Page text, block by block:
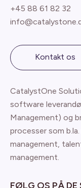
+45 88 61 82 32
Kontakt os
CatalystOne
software
Management) og
processer som
management,
management.
FØLG OS PÅ DE